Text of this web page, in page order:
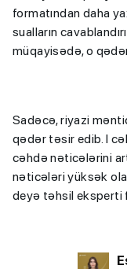
formatından daha
sualların
müqayisədə, o
Sadəcə, riyazi
qədər təsir edib. I
cəhdə nəticələrini
nəticələri yüksək
deyə təhsil eksperti